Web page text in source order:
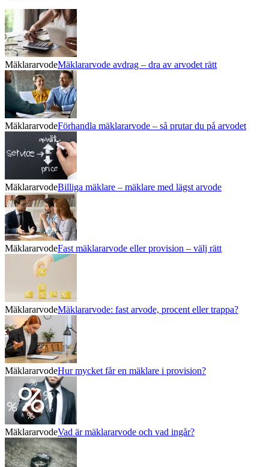
MäklararvodeMäklararvode avdrag – dra av arvodet rätt
MäklararvodeFörhandla mäklararvode – så prutar du på arvodet
MäklararvodeBilliga mäklare – mäklare med lägst arvode
MäklararvodeFast mäklararvode eller provision – välj rätt
MäklararvodeMäklararvode: fast arvode, procent eller trappa?
MäklararvodeHur mycket får en mäklare i provision?
MäklararvodeVad är mäklararvode och vad ingår?